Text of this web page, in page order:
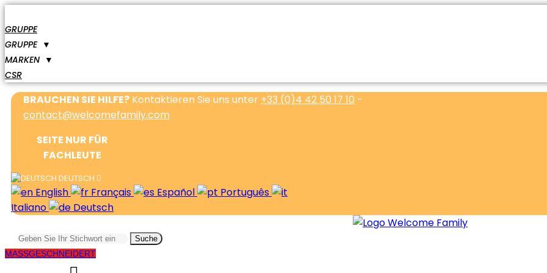
GRUPPE
GRUPPE ▼
MARKEN ▼
CSR
BRAUCHEN SIE HILFE? Kontaktieren Sie uns unter +33 (0)4 42 50 17 10 -
contact@welcomefamily.com
SEITE NUR FÜR
FACHLEUTE
DEUTSCH
English Français Español
Português
Italiano
Deutsch
Suche
MASSGESCHNEIDERT